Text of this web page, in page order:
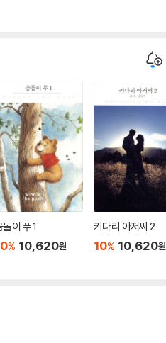
돌이 푸 1
% 10,620원
키다리 아저씨 2
10% 10,620원